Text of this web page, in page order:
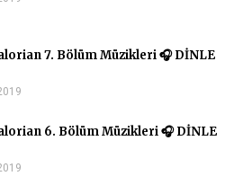
7. Bölüm Müzikleri 🎧 DİNLE
6. Bölüm Müzikleri 🎧 DİNLE